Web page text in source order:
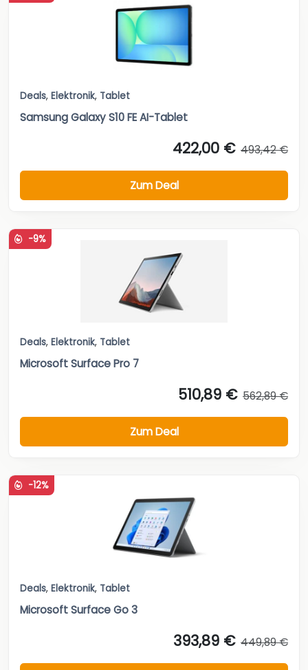
Deals, Elektronik, Tablet
Samsung Galaxy S10 FE AI-Tablet
422,00 € 493,42 €
Zum Deal
-9%
Deals, Elektronik, Tablet
Microsoft Surface Pro 7
510,89 € 562,89 €
Zum Deal
-12%
Deals, Elektronik, Tablet
Microsoft Surface Go 3
393,89 € 449,89 €